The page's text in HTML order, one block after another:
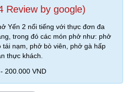
Review by google)
Yến 2 nổi tiếng với thực đơn đa
trong đó các món phở như: phở
tái nạm, phở bò viên, phở gà hấp
thực khách.
200.000 VND